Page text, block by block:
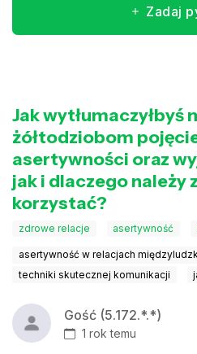
Zadaj
Jak wytłumaczyłbyś
żółtodziobom
asertywności oraz
jak i dlaczego należy
korzystać?
zdrowe relacje asertywność
asertywność w relacjach
techniki skutecznej komunikacji
Gość (5.172.*.*)
1 rok temu